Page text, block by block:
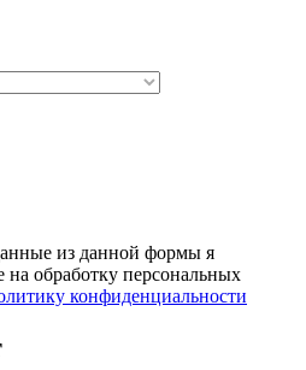
из данной формы я
на обработку персональных
конфиденциальности